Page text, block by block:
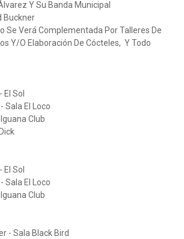
Y Su Banda Municipal
Buckner
Se Verá Complementada Por Talleres De
Y/O Elaboración De Cócteles, Y Todo
Sol
Sala El Loco
Club
Sol
Sala El Loco
Club
- Sala Black Bird